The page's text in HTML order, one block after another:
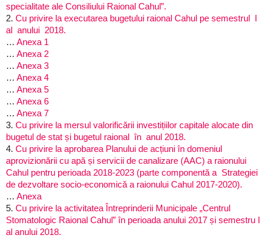
specialitate ale Consiliului Raional Cahul”.
2. Cu privire la executarea bugetului raional Cahul pe semestrul I
al anului 2018.
… Anexa 1
… Anexa 2
… Anexa 3
… Anexa 4
… Anexa 5
… Anexa 6
… Anexa 7
3. Cu privire la mersul valorificării investițiilor capitale alocate din
bugetul de stat și bugetul raional în anul 2018.
4. Cu privire la aprobarea Planului de acțiuni în domeniul
aprovizionării cu apă și servicii de canalizare (AAC) a raionului
Cahul pentru perioada 2018-2023 (parte componentă a Strategiei
de dezvoltare socio-economică a raionului Cahul 2017-2020).
… Anexa
5. Cu privire la activitatea Întreprinderii Municipale „Centrul
Stomatologic Raional Cahul” în perioada anului 2017 și semestru I
al anului 2018.